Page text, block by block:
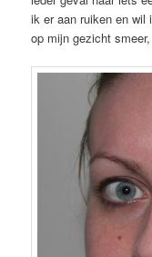
ik er aan ruiken en wil
op mijn gezicht